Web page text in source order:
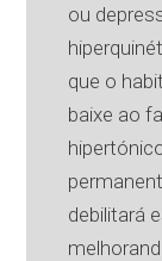
ou
que o
baixe ao
debilitará